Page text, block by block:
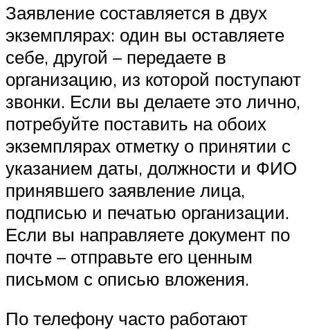
Заявление составляется в двух
экземплярах: один вы оставляете
себе, другой – передаете в
организацию, из которой поступают
звонки. Если вы делаете это лично,
потребуйте поставить на обоих
экземплярах отметку о принятии с
указанием даты, должности и ФИО
принявшего заявление лица,
подписью и печатью организации.
Если вы направляете документ по
почте – отправьте его ценным
письмом с описью вложения.
По телефону часто работают